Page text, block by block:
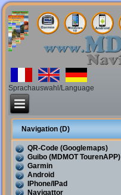
Sprachauswahl/Language
Navigation (D)
QR-Code (Googlemaps)
Guibo (MDMOT TourenAPP)
Garmin
Android
IPhone/IPad
Navigattor